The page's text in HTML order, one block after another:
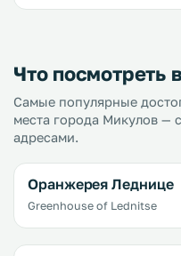
справедливой торговли. .
Что посмотреть
Самые популярные
места города Микулов —
адресами.
Оранжерея Леднице
Greenhouse of Lednitse